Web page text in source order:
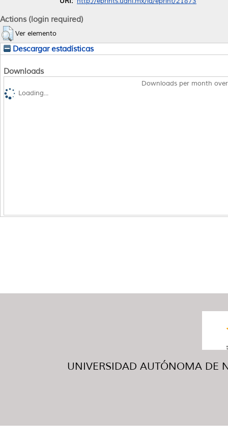
Actions (login required)
Ver elemento
Descargar estadísticas
Downloads
Downloads per month
Loading...
UNIVERSIDAD AUTÓNOMA DE